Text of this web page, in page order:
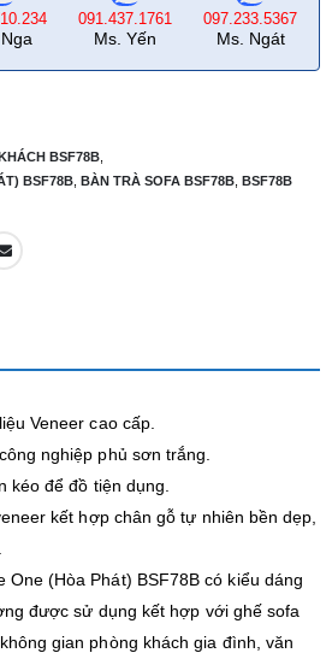
091.437.1761
Ms. Yến
097.233.5367
Ms. Ngát
BSF78B
BSF78B
BÀN TRÀ SOFA BSF78B BSF78B
Veneer cao cấp.
nghiệp phủ sơn trắng.
kéo để đồ tiện dụng.
kết hợp chân gỗ tự nhiên bền dẹp,
One (Hòa Phát) BSF78B có kiểu dáng
được sử dụng kết hợp với ghế sofa
gian phòng khách gia đình, văn